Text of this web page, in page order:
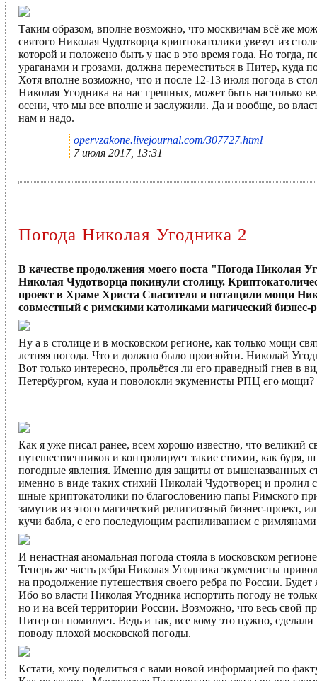
Таким образом, вполне возможно, что москвичам всё же
святого Николая Чудотворца криптокатолики увезут из
которой и положено быть у нас в это время года. Но тогда,
ураганами и грозами, должна переместиться в Питер,
Хотя вполне возможно, что и после 12-13 июля погода в
Николая Угодника на нас грешных, может быть настолько
осени, что мы все вполне и заслужили. Да и вообще, во
нам и надо.
opervzakone.livejournal.com/307727.html
7 июля 2017, 13:31
Погода Николая Угодника 2
В качестве продолжения моего поста "Погода Николая
Николая Чудотворца покинули столицу.
проект в Храме Христа Спасителя и потащили мощи
совместный с римскими католиками магический бизнес-
Ну а в столице и в московском регионе, как только мощи
летняя погода. Что и должно было произойти. Николай
Вот только интересно, прольётся ли его праведный гнев в
Петербургом, куда и поволокли экуменисты РПЦ его
Как я уже писал ранее, всем хорошо известно, что великий
путешественников и контролирует такие стихии, как
погодные явления. Именно для защиты от вышеназванных
именно в виде таких стихий Николай Чудотворец и
шные криптокатолики по благословению папы Римского
замутив из этого магический религиозный бизнес-
кучи бабла, с его последующим распиливанием с
И ненастная аномальная погода стояла в московском
Теперь же часть ребра Николая Угодника экуменисты
на продолжение путешествия своего ребра по России.
Ибо во власти Николая Угодника испортить погоду не
но и на всей территории России. Возможно, что весь свой
Питер он помилует. Ведь и так, все кому это нужно,
поводу плохой московской погоды.
Кстати, хочу поделиться с вами новой информацией по